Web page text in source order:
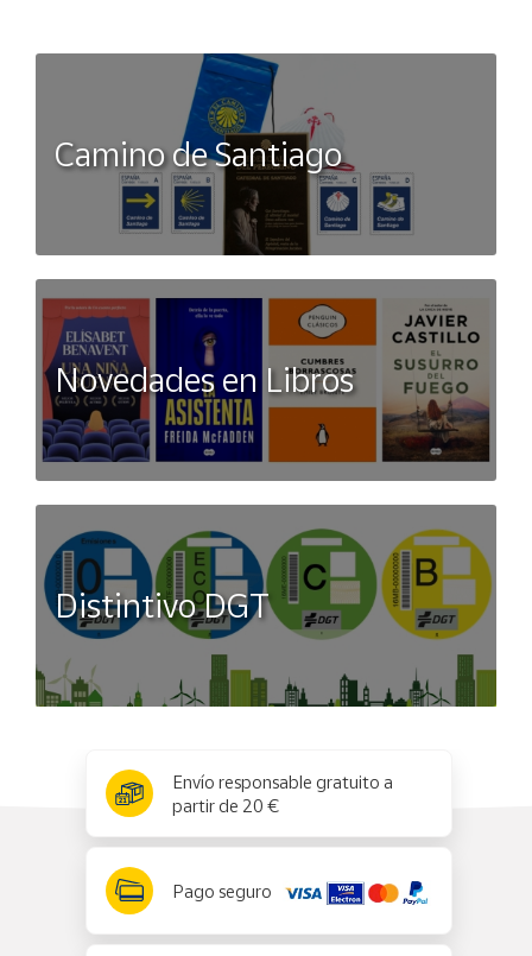
Camino de Santiago
Novedades en Libros
Distintivo DGT
Envío responsable gratuito a
partir de 20 €
Pago seguro